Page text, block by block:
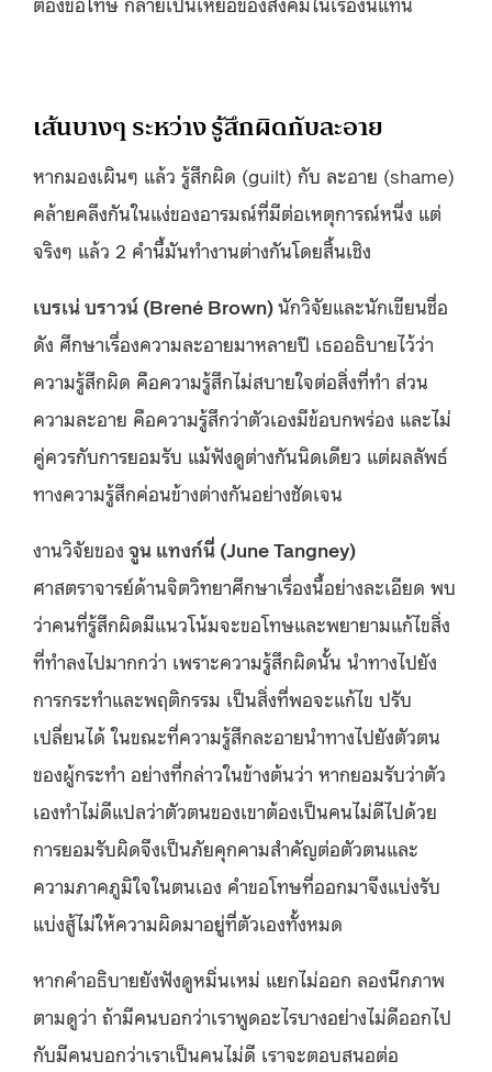
เส้นบางๆ ระหว่าง รู้สึกผิดกับละอาย
หากมองเผินๆ แล้ว รู้สึกผิด (guilt) กับ ละอาย (shame)
คล้ายคลึงกันในแง่ของอารมณ์ที่มีต่อเหตุการณ์หนึ่ง แต่
จริงๆ แล้ว 2 คำนี้มันทำงานต่างกันโดยสิ้นเชิง
เบรเน่ บราวน์ (Brené Brown)นักวิจัยและนักเขียนชื่อ
ดัง ศึกษาเรื่องความละอายมาหลายปี เธออธิบายไว้ว่า
ความรู้สึกผิด คือความรู้สึกไม่สบายใจต่อสิ่งที่ทำ ส่วน
ความละอาย คือความรู้สึกว่าตัวเองมีข้อบกพร่อง และไม่
คู่ควรกับการยอมรับ แม้ฟังดูต่างกันนิดเดียว แต่ผลลัพธ์
ทางความรู้สึกค่อนข้างต่างกันอย่างชัดเจน
งานวิจัยของ จูน แทงก์นี่ (June Tangney)
ศาสตราจารย์ด้านจิตวิทยาศึกษาเรื่องนี้อย่างละเอียด พบ
ว่าคนที่รู้สึกผิดมีแนวโน้มจะขอโทษและพยายามแก้ไขสิ่ง
ที่ทำลงไปมากกว่า เพราะความรู้สึกผิดนั้น นำทางไปยัง
การกระทำและพฤติกรรม เป็นสิ่งที่พอจะแก้ไข ปรับ
เปลี่ยนได้ ในขณะที่ความรู้สึกละอายนำทางไปยังตัวตน
ของผู้กระทำ อย่างที่กล่าวในข้างต้นว่า หากยอมรับว่าตัว
เองทำไม่ดีแปลว่าตัวตนของเขาต้องเป็นคนไม่ดีไปด้วย
การยอมรับผิดจึงเป็นภัยคุกคามสำคัญต่อตัวตนและ
ความภาคภูมิใจในตนเอง คำขอโทษที่ออกมาจึงแบ่งรับ
แบ่งสู้ไม่ให้ความผิดมาอยู่ที่ตัวเองทั้งหมด
หากคำอธิบายยังฟังดูหมิ่นเหม่ แยกไม่ออก ลองนึกภาพ
ตามดูว่า ถ้ามีคนบอกว่าเราพูดอะไรบางอย่างไม่ดีออกไป
กับมีคนบอกว่าเราเป็นคนไม่ดี เราจะตอบสนอต่อ